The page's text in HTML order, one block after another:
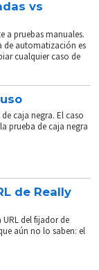
vs
a pruebas manuales.
de automatización es
cualquier caso de
caja negra. El caso
prueba de caja negra
de Really
URL del fijador de
aún no lo saben: el